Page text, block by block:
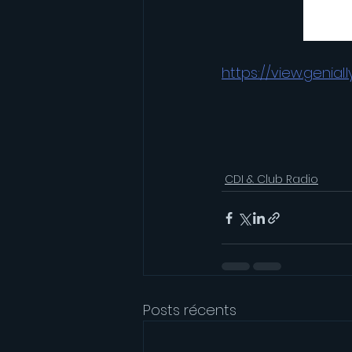
https://
CDI & Club Radio
Posts récents